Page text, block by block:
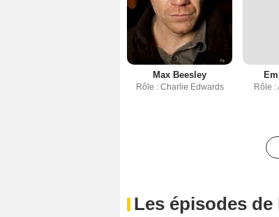
Max Beesley
Rôle : Charlie Edwards
Rôle :
Les épisodes de